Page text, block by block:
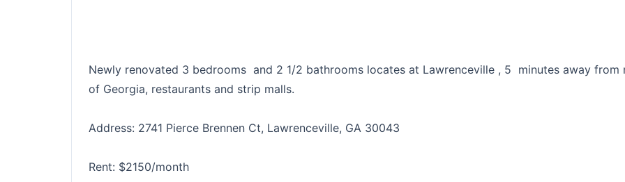
Newly renovated 3 bedrooms and 2 1/2 bathrooms locates at Lawrenceville , 5 minutes away from
of Georgia, restaurants and strip malls.
Address: 2741 Pierce Brennen Ct, Lawrenceville, GA 30043
Rent: $2150/month